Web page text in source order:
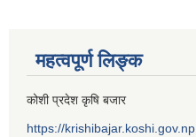
महत्वपूर्ण लिङ्क
कोशी प्रदेश कृषि बजार
https://krishibajar.koshi.gov.np